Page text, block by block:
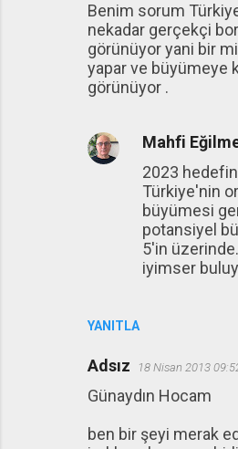
Benim sorum
nekadar gerçekçi
görünüyor yani bir
yapar ve büyümeye
görünüyor .
YANITLA
Mahfi
2023
Türkiye'nin
büyümesi
potansiyel
5'in
iyimser
Adsız 18 Nisan 2013
Günaydın Hocam
ben bir şeyi merak